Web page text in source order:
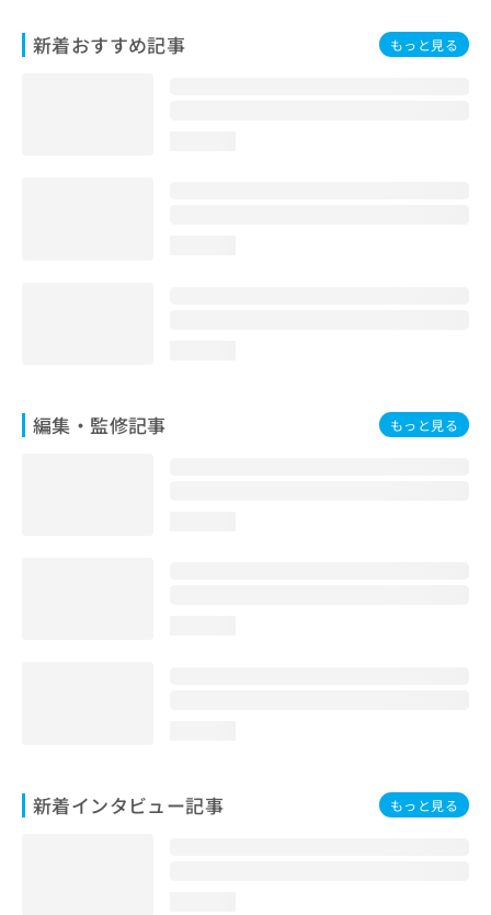
新着おすすめ記事 もっと見る
編集・監修記事 もっと見る
新着インタビュー記事 もっと見る
問
い